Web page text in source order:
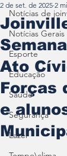
Notícias de
Notícias Gerais
Esporte
Educação
Saúde
Segurança
Lazer
Ato
Forças
e
2 de set. de 2025 2